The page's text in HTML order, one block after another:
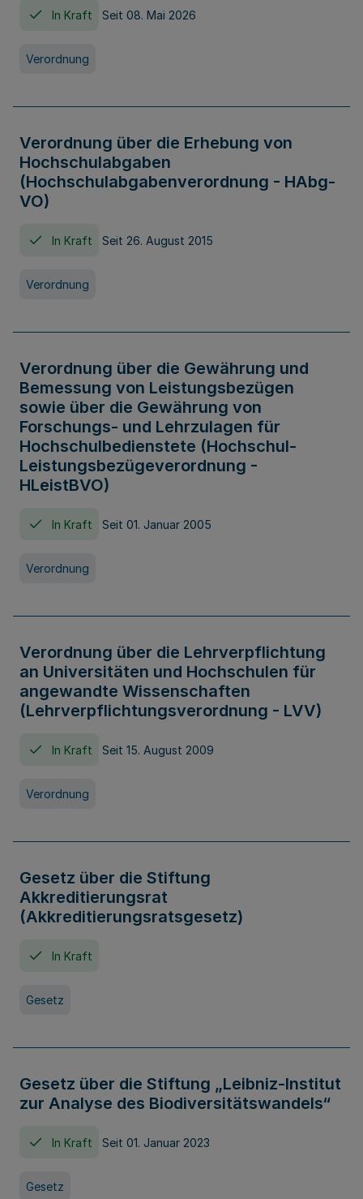
In Kraft Seit 08. Mai 2026
Verordnung
Verordnung über die Erhebung von
Hochschulabgaben
(Hochschulabgabenverordnung - HAbg-
VO)
In Kraft Seit 26. August 2015
Verordnung
Verordnung über die Gewährung und
Bemessung von Leistungsbezügen
sowie über die Gewährung von
Forschungs- und Lehrzulagen für
Hochschulbedienstete (Hochschul-
Leistungsbezügeverordnung -
HLeistBVO)
In Kraft Seit 01. Januar 2005
Verordnung
Verordnung über die Lehrverpflichtung
an Universitäten und Hochschulen für
angewandte Wissenschaften
(Lehrverpflichtungsverordnung - LVV)
In Kraft Seit 15. August 2009
Verordnung
Gesetz über die Stiftung
Akkreditierungsrat
(Akkreditierungsratsgesetz)
In Kraft
Gesetz
Gesetz über die Stiftung „Leibniz-Institut
zur Analyse des Biodiversitätswandels“
In Kraft Seit 01. Januar 2023
Gesetz